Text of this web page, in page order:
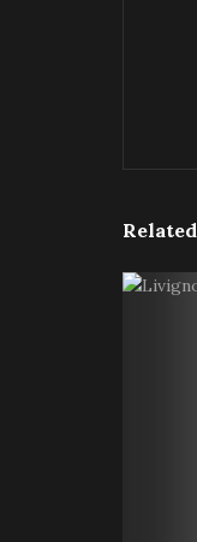
Related